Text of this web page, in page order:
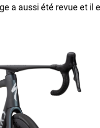
a aussi été revue et